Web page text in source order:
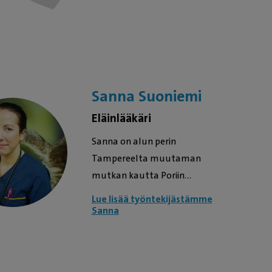
Sanna Suoniemi
Eläinlääkäri
Sanna on alun perin
Tampereelta muutaman
mutkan kautta Poriin
eläinlääkärimme. Ennen
Lue lisää työntekijästämme
Sanna